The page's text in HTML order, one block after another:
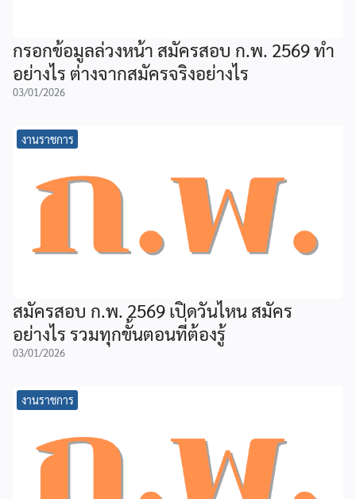
กรอกข้อมูลล่วงหน้า สมัครสอบ ก.พ. 2569 ทำ
อย่างไร ต่างจากสมัครจริงอย่างไร
03/01/2026
งานราชการ
สมัครสอบ ก.พ. 2569 เปิดวันไหน สมัคร
อย่างไร รวมทุกขั้นตอนที่ต้องรู้
03/01/2026
งานราชการ